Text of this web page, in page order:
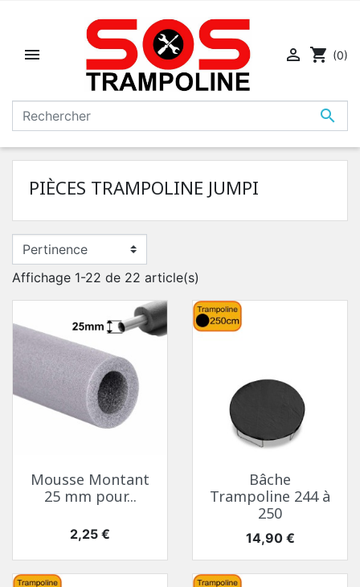


 shopping_cart (0)
PIÈCES TRAMPOLINE JUMPI
Affichage 1-22 de 22 article(s)
Mousse Montant
25 mm pour...
Prix
2,25 €
Bâche
Trampoline 244 à
250
Prix
14,90 €